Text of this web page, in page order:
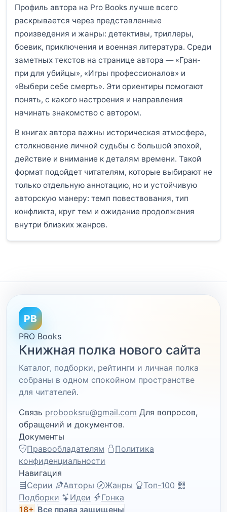
Профиль автора на Pro Books лучше всего
раскрывается через представленные
произведения и жанры: детективы, триллеры,
боевик, приключения и военная литература. Среди
заметных текстов на странице автора — «Гран-
при для убийцы», «Игры профессионалов» и
«Выбери себе смерть». Эти ориентиры помогают
понять, с какого настроения и направления
начинать знакомство с автором.
В книгах автора важны историческая атмосфера,
столкновение личной судьбы с большой эпохой,
действие и внимание к деталям времени. Такой
формат подойдет читателям, которые выбирают не
только отдельную аннотацию, но и устойчивую
авторскую манеру: темп повествования, тип
конфликта, круг тем и ожидание продолжения
внутри близких жанров.
PB
PRO Books
Книжная полка нового сайта
Каталог, подборки, рейтинги и личная полка
собраны в одном спокойном пространстве
для читателей.
Связь probooksru@gmail.com Для вопросов,
обращений и документов.
Документы
Правообладателям
Политика
конфиденциальности
Навигация
Серии
Авторы Жанры
Топ-100
Подборки
Идеи
Гонка
18+ Все права защищены